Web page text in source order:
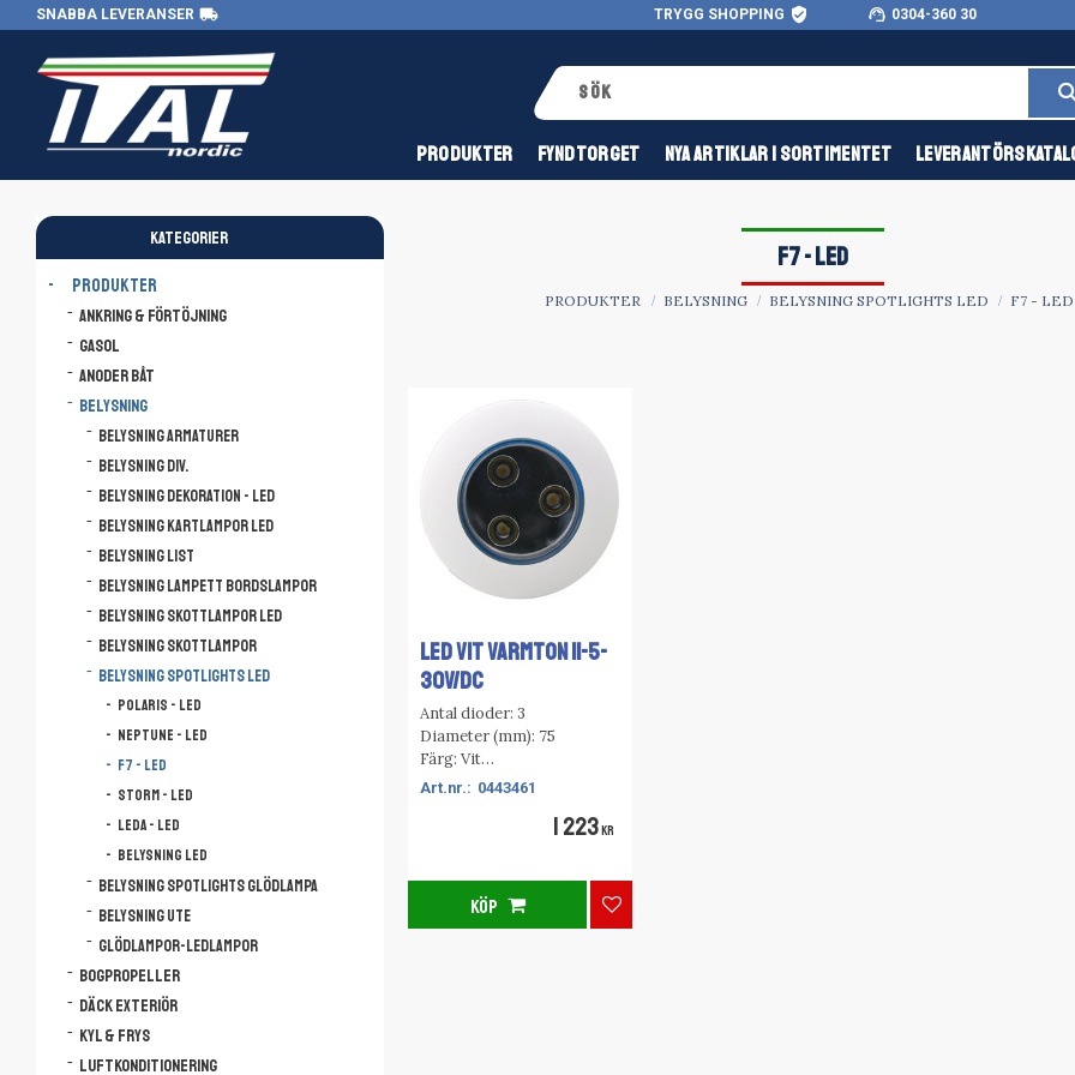
SNABBA LEVERANSER local_shipping TRYGG SHOPPING verified_user support_agent 0304-360 30
PRODUKTER FYNDTORGET NYA ARTIKLAR I SORTIMENTET
F7 - LED
PRODUKTER BELYSNING BELYSNING SPOTLIGHTS LED F7 - LED
LED VIT VARMTON 11-5-
30V/DC
Antal dioder: 3
Diameter (mm): 75
Färg: Vit
Höjd (mm): 25
0443461
1 223KR
Lägg till i favoriter
KÖP
KATEGORIER
PRODUKTER
Ankring & Förtöjning
Gasol
Anoder båt
Belysning
Belysning armaturer
Belysning div.
Belysning dekoration - LED
Belysning kartlampor LED
Belysning list
Belysning lampett bordslampor
Belysning skottlampor LED
Belysning skottlampor
Belysning spotlights LED
Polaris - LED
Neptune - LED
F7 - LED
Storm - LED
Leda - LED
Belysning LED
Belysning spotlights glödlampa
Belysning ute
Glödlampor-ledlampor
Bogpropeller
Däck Exteriör
Kyl & Frys
Luftkonditionering